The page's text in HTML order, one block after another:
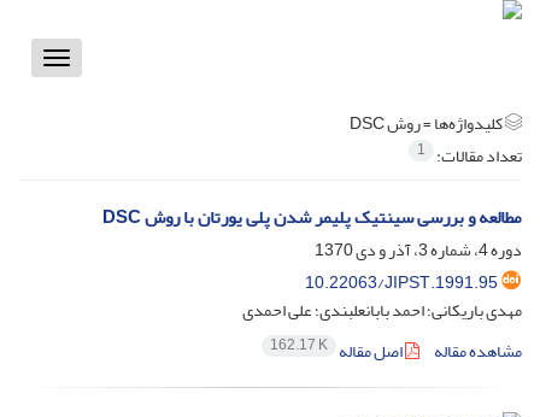
Toggle
کلیدواژه‌ها =روش DSC
تعداد مقالات: 1
مطالعه و بررسی سینتیک پلیمر شدن پلی یورتان با روش DSC
دوره 4، شماره 3، آذر و دی 1370
10.22063/JIPST.1991.95
مهدی باریکانی؛ احمد بابانعلبندی؛ علی احمدی
مشاهده مقاله
اصل مقاله 162.17 K